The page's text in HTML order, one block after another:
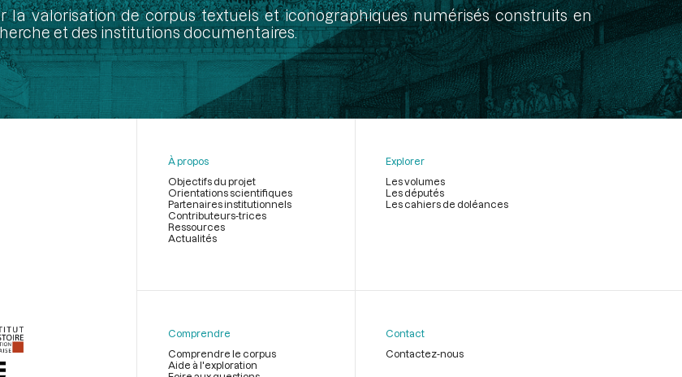
la valorisation de corpus textuels et iconographiques numérisés construits en
et des institutions documentaires.
page
À propos
Objectifs du projet
Orientations scientifiques
Partenaires institutionnels
Contributeurs-trices
Ressources
Actualités
Explorer
Les volumes
Les députés
Les cahiers de doléances
Comprendre
Comprendre le corpus
Aide à l'exploration
Contact
Contactez-nous